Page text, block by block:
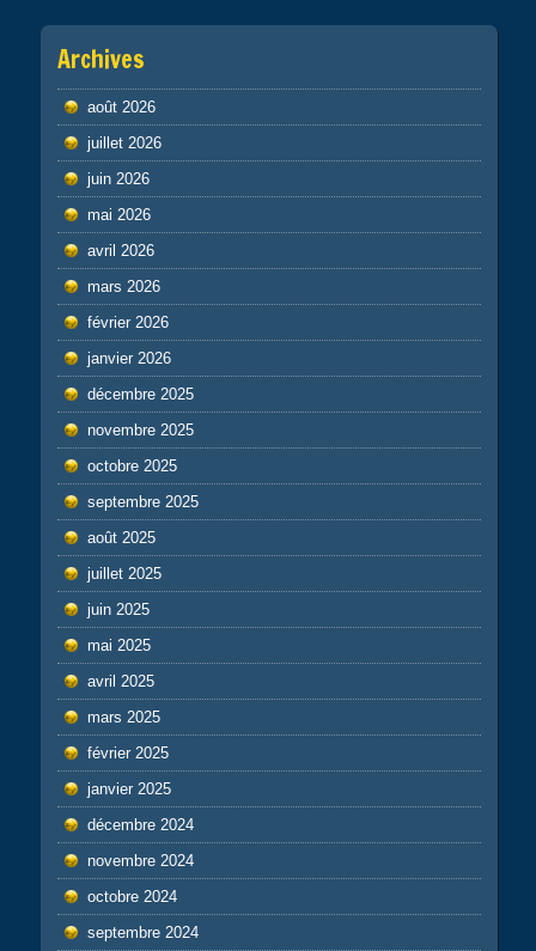
Archives
août 2026
juillet 2026
juin 2026
mai 2026
avril 2026
mars 2026
février 2026
janvier 2026
décembre 2025
novembre 2025
octobre 2025
septembre 2025
août 2025
juillet 2025
juin 2025
mai 2025
avril 2025
mars 2025
février 2025
janvier 2025
décembre 2024
novembre 2024
octobre 2024
septembre 2024